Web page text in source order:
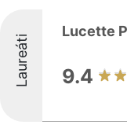
Laureáti
Lucette
9.4